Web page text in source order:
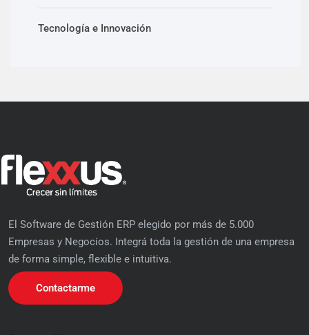
Tecnología e Innovación
El Software de Gestión ERP elegido por más de 5.000
Empresas y Negocios. Integrá toda la gestión de una empresa
de forma simple, flexible e intuitiva.
Contactarme